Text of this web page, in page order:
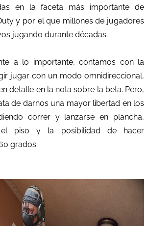
en la faceta más importante de
y por el que millones de jugadores
jugando durante décadas.
a lo importante, contamos con la
jugar con un modo omnidireccional,
detalle en la nota sobre la beta. Pero,
de darnos una mayor libertad en los
correr y lanzarse en plancha,
el piso y la posibilidad de hacer
grados.